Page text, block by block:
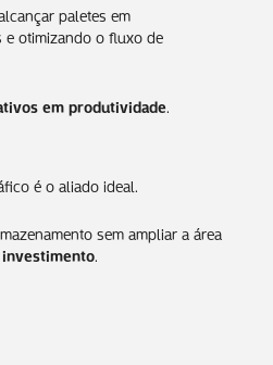
paletes em
e otimizando o fluxo de
em produtividade.
é o aliado ideal.
sem ampliar a área
.